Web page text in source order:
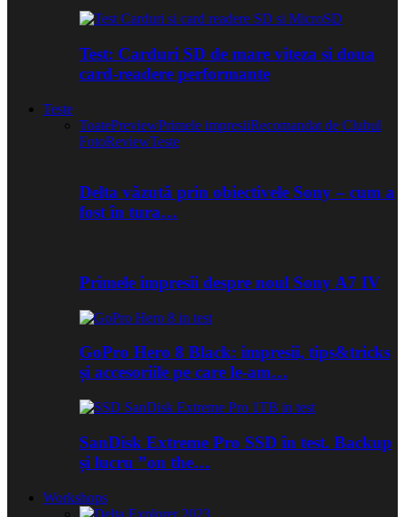
Test: Carduri SD de mare viteza si doua
card-readere performante
Teste
ToatePreviewPrimele impresiiRecomandat de Clubul
FotoReviewTeste
Delta văzută prin obiectivele Sony – cum a
fost în tura…
Primele impresii despre noul Sony A7 IV
GoPro Hero 8 Black: impresii, tips&tricks
și accesoriile pe care le-am…
SanDisk Extreme Pro SSD în test. Backup
și lucru ”on the…
Workshops